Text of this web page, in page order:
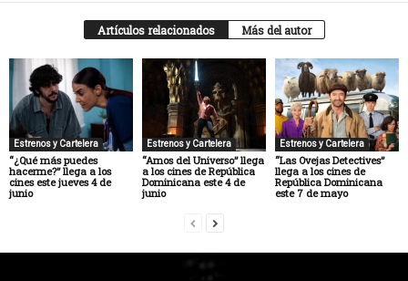
Artículos relacionados Más del autor
Estrenos y Cartelera
“¿Qué más puedes
hacerme?” llega a los
cines este jueves 4 de
junio
Estrenos y Cartelera
“Amos del Universo” llega
a los cines de República
Dominicana este 4 de
junio
Estrenos y Cartelera
“Las Ovejas Detectives”
llega a los cines de
República Dominicana
este 7 de mayo